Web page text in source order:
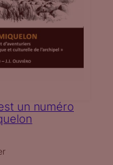
un numéro